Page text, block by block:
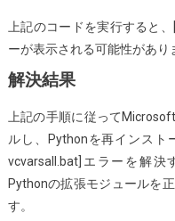
上記のコードを実行すると
ーが表示される可能性があり
解決結果
上記の手順に従って
ルし、Pythonを再インスト
vcvarsall.bat]エラーを解決
Pythonの拡張モジュールを
す。